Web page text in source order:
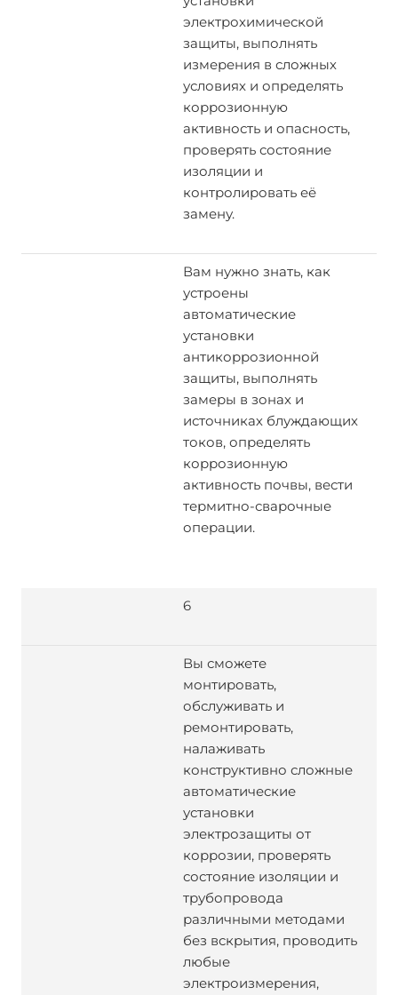
электрохимической
защиты, выполнять
измерения в сложных
условиях и определять
коррозионную
активность и опасность,
проверять состояние
изоляции и
контролировать её
замену.
Вам нужно знать, как
устроены
автоматические
установки
антикоррозионной
защиты, выполнять
замеры в зонах и
источниках блуждающих
токов, определять
коррозионную
активность почвы, вести
термитно-сварочные
операции.
6
Вы сможете
монтировать,
обслуживать и
ремонтировать,
налаживать
конструктивно сложные
автоматические
установки
электрозащиты от
коррозии, проверять
состояние изоляции и
трубопровода
различными методами
без вскрытия, проводить
любые
электроизмерения,